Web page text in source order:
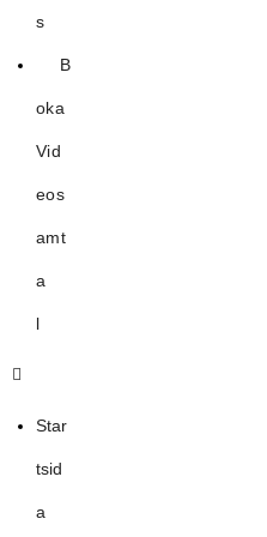
s
B
oka
Vid
eos
amt
a
l
Star
tsid
a